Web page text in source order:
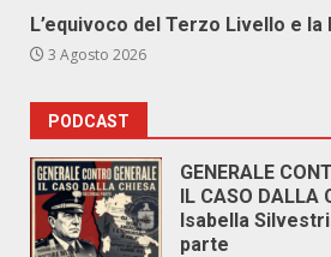
L’equivoco del Terzo Livello e la
3 Agosto 2026
PODCAST
GENERALE
IL CASO DALLA
Isabella
parte